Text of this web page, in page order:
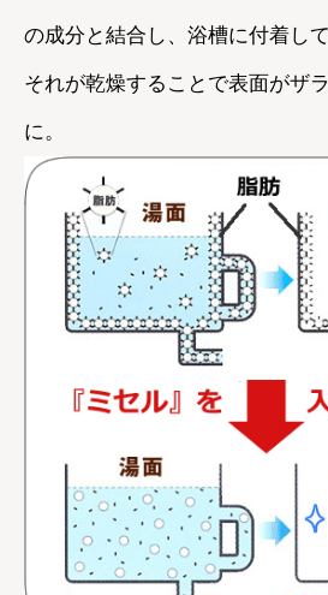
の成分と結合し、浴槽に付着し
それが乾燥することで表面がザ
に。